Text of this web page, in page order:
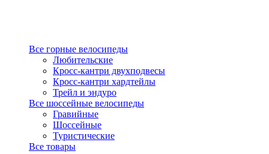
Все горные велосипеды
Любительские
Кросс-кантри двухподвесы
Кросс-кантри хардтейлы
Трейл и эндуро
Все шоссейные велосипеды
Гравийные
Шоссейные
Туристические
Все товары